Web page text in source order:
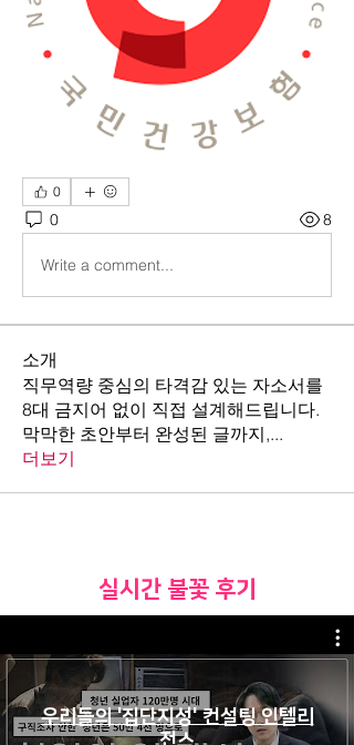
0
0 8
Write a comment...
소개
직무역량 중심의 타격감 있는 자소서를
8대 금지어 없이 직접 설계해드립니다.
막막한 초안부터 완성된 글까지,...
더보기
​실시간 불꽃 후기
우리들의 '집단지성' 컨설팅 인텔리
전스